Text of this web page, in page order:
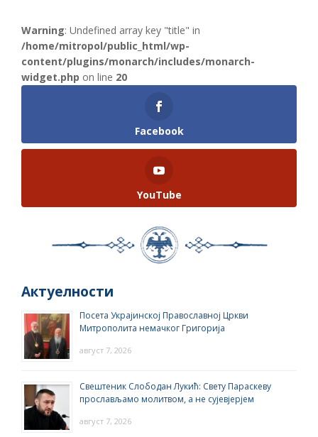
Warning: Undefined array key "title" in
/home/mitropol/public_html/wp-
content/plugins/monarch/includes/monarch-
widget.php on line 20
Facebook
YouTube
Актуелности
Посета Украјинској Православној Цркви
Митрополита немачког Григорија
август 7, 2026
Свештеник Слободан Лукић: Свету Параскеву
прослављамо молитвом, а не сујевјерјем
август 7, 2026